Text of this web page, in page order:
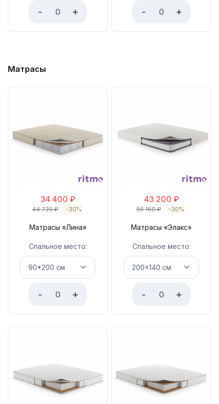
- + - +
Матрасы
34 400 ₽
44 720₽ -30%
Матрасы «Лина»
Спальное место:
- +
43 200 ₽
56 160₽ -30%
Матрасы «Элакс»
Спальное место:
- +